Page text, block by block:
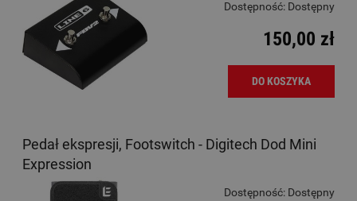
Dostępność: Dostępny
150,00 zł
DO KOSZYKA
Pedał ekspresji, Footswitch - Digitech Dod Mini
Expression
Dostępność: Dostępny